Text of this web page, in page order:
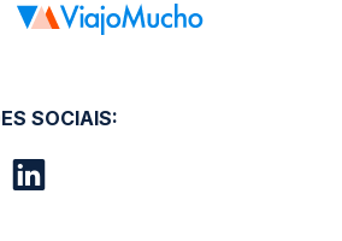
SOCIAIS: